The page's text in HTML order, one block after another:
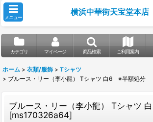
メニュー
横浜中華街天宝堂本店
カテゴリ マイページ 商品検索 ご利用案内
ホーム > 衣類/服飾 > Tシャツ
> ブルース・リー（李小龍） Tシャツ 白6 ※半額処分
ブルース・リー（李小龍） Tシャツ
[ms170326a64]